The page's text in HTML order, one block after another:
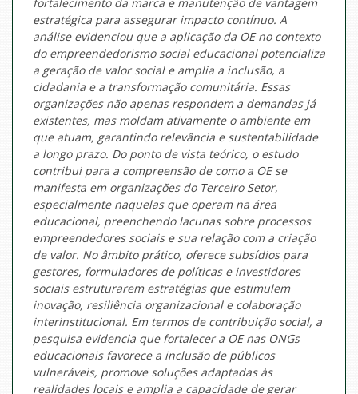
estratégica para assegurar impacto contínuo. A
análise evidenciou que a aplicação da OE no contexto
do empreendedorismo social educacional potencializa
a geração de valor social e amplia a inclusão, a
cidadania e a transformação comunitária. Essas
organizações não apenas respondem a demandas já
existentes, mas moldam ativamente o ambiente em
que atuam, garantindo relevância e sustentabilidade
a longo prazo. Do ponto de vista teórico, o estudo
contribui para a compreensão de como a OE se
manifesta em organizações do Terceiro Setor,
especialmente naquelas que operam na área
educacional, preenchendo lacunas sobre processos
empreendedores sociais e sua relação com a criação
de valor. No âmbito prático, oferece subsídios para
gestores, formuladores de políticas e investidores
sociais estruturarem estratégias que estimulem
inovação, resiliência organizacional e colaboração
interinstitucional. Em termos de contribuição social, a
pesquisa evidencia que fortalecer a OE nas ONGs
educacionais favorece a inclusão de públicos
vulneráveis, promove soluções adaptadas às
realidades locais e amplia a capacidade de gerar